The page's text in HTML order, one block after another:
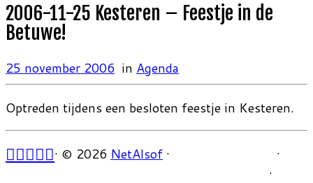
2006-11-25 Kesteren – Feestje in de
Betuwe!
25 november 2006 in Agenda
Optreden tijdens een besloten feestje in Kesteren.
· © 2026 NetAlsof ·
·
·